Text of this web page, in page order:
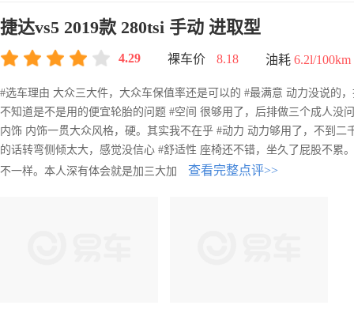
捷达vs5 2019款 280tsi 手动 进取型
4.29 裸车价 8.18 油耗 6.2l/100km
#选车理由 大众三大件，大众车保值率还是可以的 #最满意 动力没说的
不知道是不是用的便宜轮胎的问题 #空间 很够用了，后排做三个成人没
内饰 内饰一贯大众风格，硬。其实我不在乎 #动力 动力够用了，不到
的话转弯侧倾太大，感觉没信心 #舒适性 座椅还不错，坐久了屁股不
不一样。本人深有体会就是加三大加
查看完整点评>>